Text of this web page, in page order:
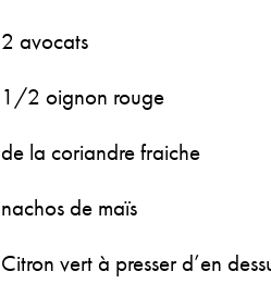
2 avocats
1/2 oignon rouge
de la coriandre fraiche
nachos de maïs
Citron vert à presser d’en